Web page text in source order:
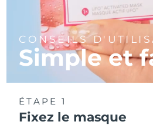
CONSEILS
Simple et
ÉTAPE 1
Fixez le masque